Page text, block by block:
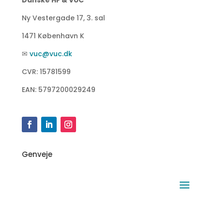
Ny Vestergade 17, 3. sal
1471 København K
✉ vuc@vuc.dk
CVR: 15781599
EAN: 5797200029249
Genveje